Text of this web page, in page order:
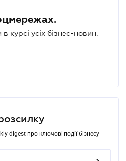
курсі усіх бізнес-новин.
digest про ключові події бізнесу